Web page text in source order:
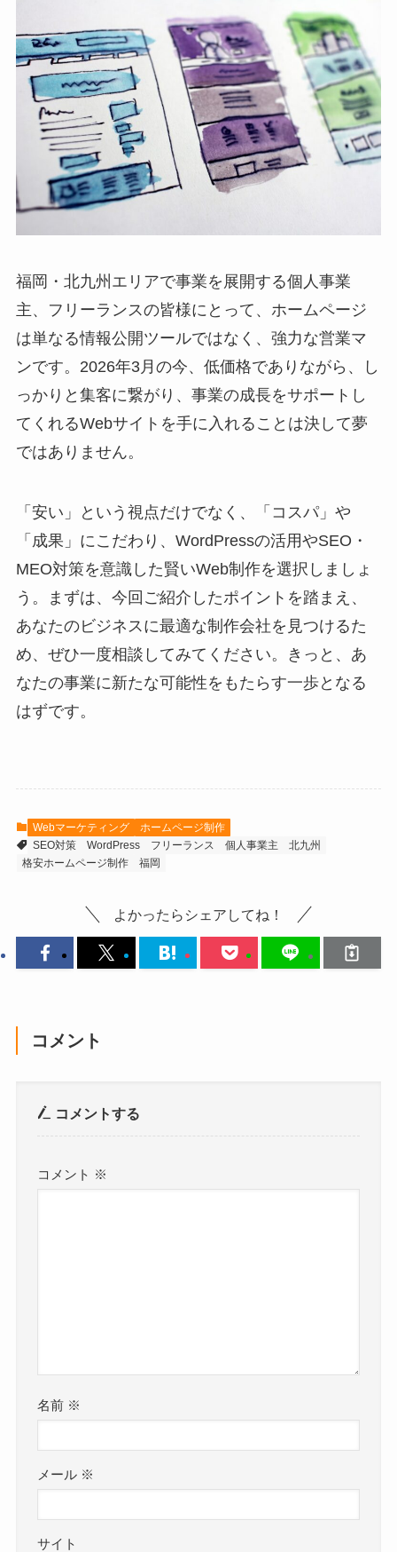
福岡・北九州エリアで事業を展開する個人事業
主、フリーランスの皆様にとって、ホームページ
は単なる情報公開ツールではなく、強力な営業マ
ンです。2026年3月の今、低価格でありながら、し
っかりと集客に繋がり、事業の成長をサポートし
てくれるWebサイトを手に入れることは決して夢
ではありません。
「安い」という視点だけでなく、「コスパ」や
「成果」にこだわり、WordPressの活用やSEO・
MEO対策を意識した賢いWeb制作を選択しましょ
う。まずは、今回ご紹介したポイントを踏まえ、
あなたのビジネスに最適な制作会社を見つけるた
め、ぜひ一度相談してみてください。きっと、あ
なたの事業に新たな可能性をもたらす一歩となる
はずです。
Webマーケティング
ホームページ制作
SEO対策
WordPress フリーランス 個人事業主
北九州
格安ホームページ制作
福岡
よかったらシェアしてね！
コメント
コメントする
コメント ※
名前 ※
メール ※
サイト